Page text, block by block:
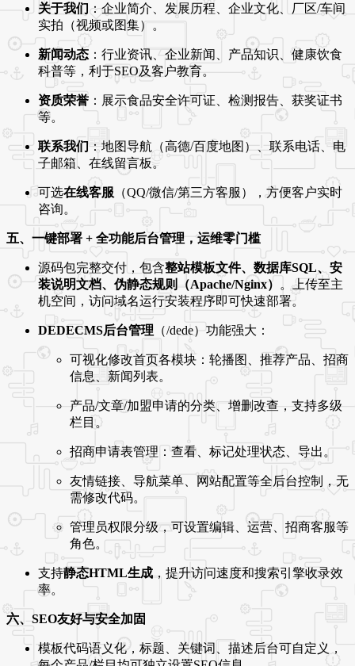
关于我们：企业简介、发展历程、企业文化、厂区/车间
实拍（视频或图集）。
新闻动态 ：行业资讯、企业新闻、产品知识、健康饮食
科普等，利于SEO及客户教育。
资质荣誉 ：展示食品安全许可证、检测报告、获奖证书
等。
联系我们：地图导航（高德/百度地图）、联系电话、电
子邮箱、在线留言板。
可选在线客服 （QQ/微信/第三方客服），方便客户实时
咨询。
五、一键部署 + 全功能后台管理，运维零门槛
源码包完整交付，包含整站模板文件、数据库SQL、安
装说明文档、伪静态规则（Apache/Nginx） 。上传至主
机空间，访问域名运行安装程序即可快速部署。
DEDECMS后台管理 （/dede）功能强大：
可视化修改首页各模块：轮播图、推荐产品、招商
信息、新闻列表。
产品/文章/加盟申请的分类、增删改查，支持多级
栏目。
招商申请表管理：查看、标记处理状态、导出。
友情链接、导航菜单、网站配置等全后台控制，无
需修改代码。
管理员权限分级，可设置编辑、运营、招商客服等
角色。
支持静态HTML生成，提升访问速度和搜索引擎收录效
率。
六、SEO友好与安全加固
模板代码语义化，标题、关键词、描述后台可自定义，